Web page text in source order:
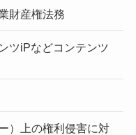
財産権法務
ツiPなどコンテンツ
）上の権利侵害に対